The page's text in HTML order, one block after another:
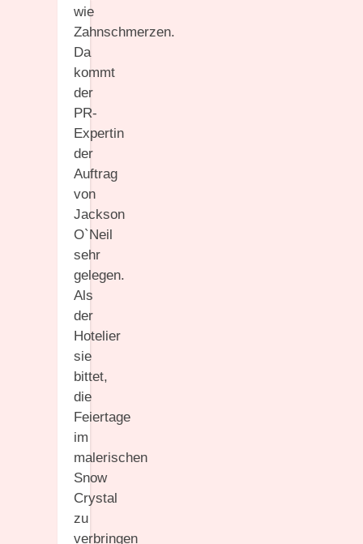
wie
Zahnschmerzen.
Da
kommt
der
PR-
Expertin
der
Auftrag
von
Jackson
O`Neil
sehr
gelegen.
Als
der
Hotelier
sie
bittet,
die
Feiertage
im
malerischen
Snow
Crystal
zu
verbringen